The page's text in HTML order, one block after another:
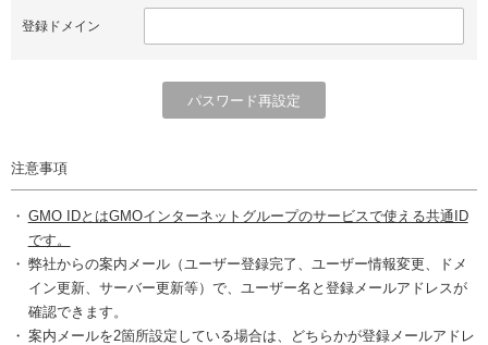
登録ドメイン
注意事項
GMO IDとはGMOインターネットグループのサービスで使える共通ID
です。
弊社からの案内メール（ユーザー登録完了、ユーザー情報変更、ドメ
イン更新、サーバー更新等）で、ユーザー名と登録メールアドレスが
確認できます。
案内メールを2箇所設定している場合は、どちらかが登録メールアドレ